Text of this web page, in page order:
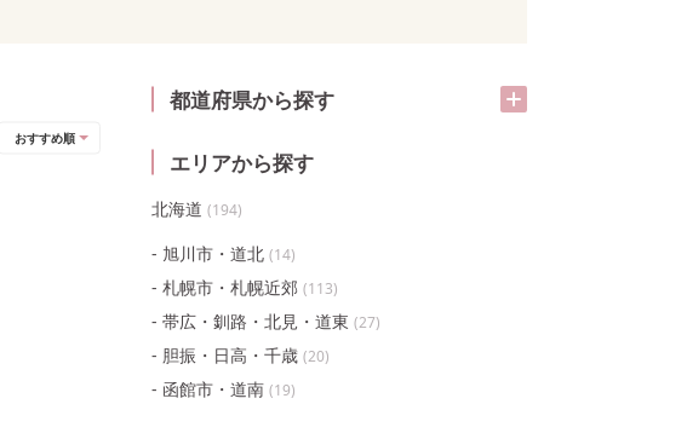
都道府県から探す
エリアから探す
北海道 (194)
旭川市・道北 (14)
札幌市・札幌近郊 (113)
帯広・釧路・北見・道東 (27)
胆振・日高・千歳 (20)
函館市・道南 (19)
おすすめ順